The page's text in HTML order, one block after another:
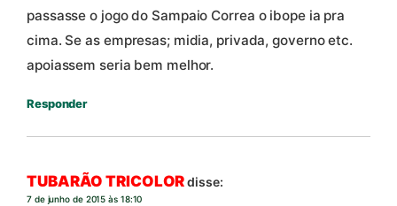
passasse o jogo do Sampaio Correa o ibope ia pra
cima. Se as empresas; midia, privada, governo etc.
apoiassem seria bem melhor.
Responder
TUBARÃO TRICOLORdisse:
7 de junho de 2015 às 18:10